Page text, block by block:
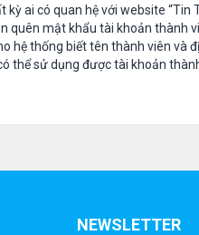
ai có quan hệ với website “Tin
mật khẩu tài khoản thành
hệ thống biết tên thành viên và
thể sử dụng được tài khoản
NEWSLETTER